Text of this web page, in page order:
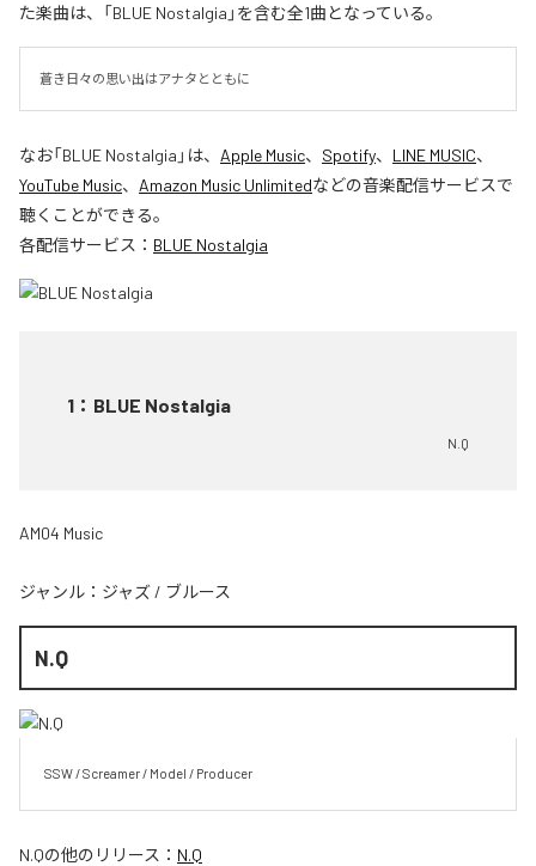
た楽曲は、「BLUE Nostalgia」を含む全1曲となっている。
蒼き日々の思い出はアナタとともに
なお「BLUE Nostalgia 」は、 Apple Music、 Spotify、 LINE MUSIC、
YouTube Music、 Amazon Music Unlimitedなどの音楽配信サービスで
聴くことができる。
各配信サービス： BLUE Nostalgia
1 ： BLUE Nostalgia
N.Q
AM04 Music
ジャンル： ジャズ / ブルース
N.Q
SSW / Screamer / Model / Producer
N.Qの他のリリース： N.Q